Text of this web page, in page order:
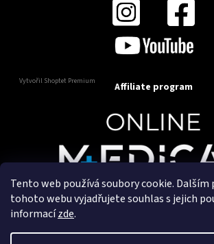
Tento web používá soubory cookie.
tohoto webu vyjadřujete souhlas s jejich
informacízde.
Vytvořil Shoptet Premium Affiliate program
Copyright 2025OnlineMedical.cz.
Vytvořil a marketingově zajišťuje